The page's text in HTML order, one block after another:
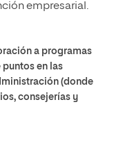
empresarial.
a programas
en las
(donde
consejerías y